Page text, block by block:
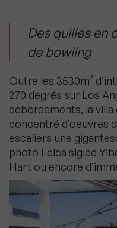
Des quilles en
de bowling
Outre les 3530m²
270 degrés sur Los
débordements, la villa
concentré d’oeuvres
escaliers une
photo Leica siglée
Hart ou encore